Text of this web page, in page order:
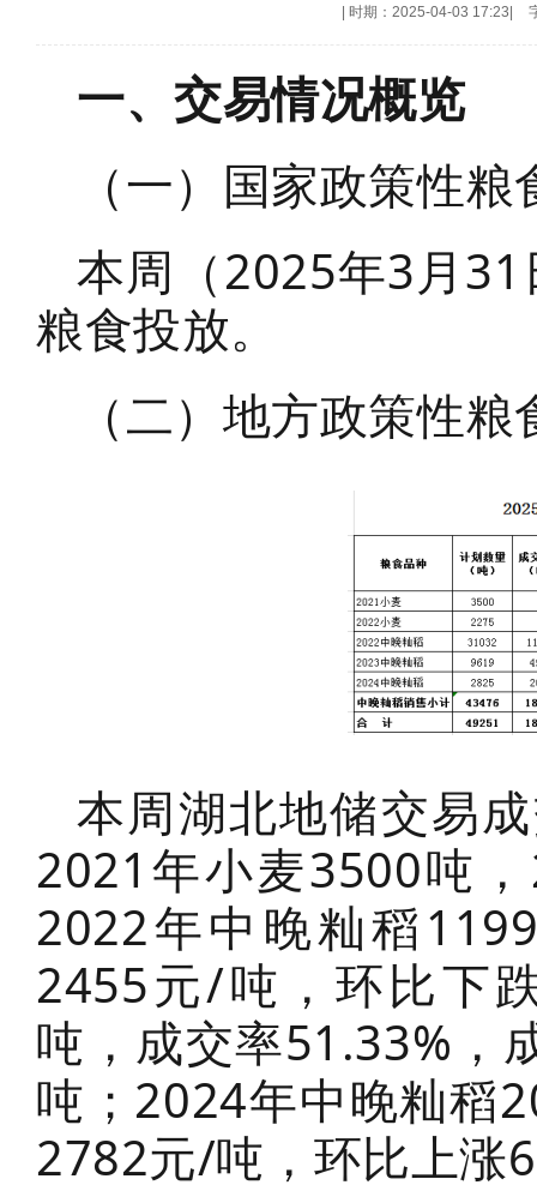
时期：2025-04-03 17:23
一、交易情况概览
（一）国家政策性
本周（2025年3月
粮食投放。
（二）地方政策性
本周湖北地储交易
2021年小麦3500吨
2022年中晚籼稻
2455元/吨，环比下
吨，成交率51.33%，
吨；2024年中晚籼稻
2782元/吨，环比上涨